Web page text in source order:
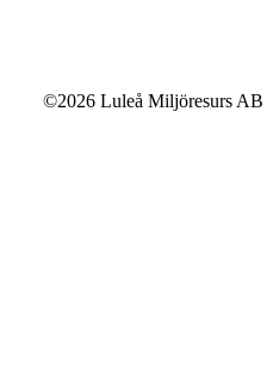
©2026 Luleå Miljöresurs AB